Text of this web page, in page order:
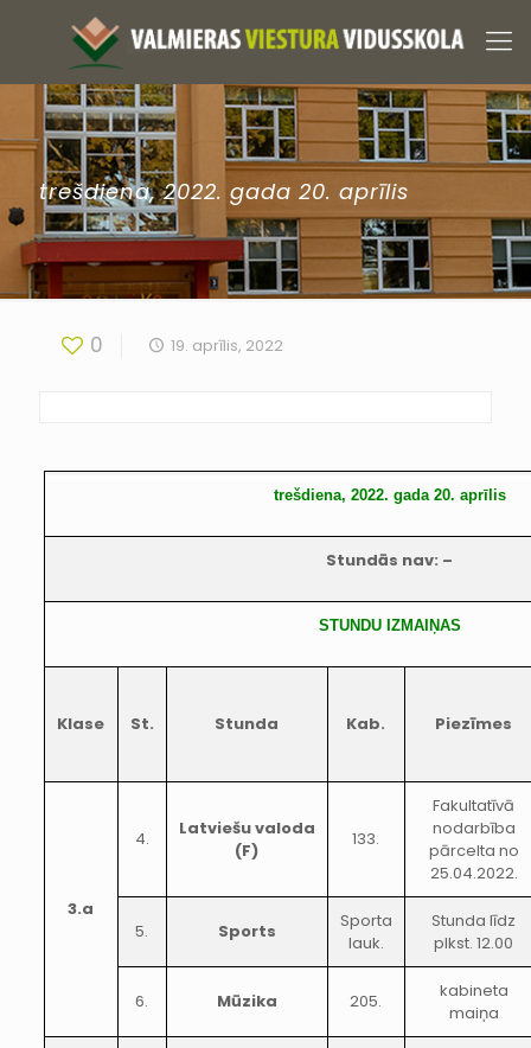
trešdiena, 2022. gada 20. aprīlis
0 19. aprīlis, 2022
trešdiena, 2022. gada 20. aprīlis
Stundās nav: –
STUNDU IZMAIŅAS
Klase St. Stunda Kab. Piezīmes
3.a
4.
Latviešu valoda
(F)
133.
Fakultatīvā
nodarbība
pārcelta no
25.04.2022.
5. Sports
Sporta
lauk.
Stunda līdz
plkst. 12.00
6. Mūzika 205.
kabineta
maiņa